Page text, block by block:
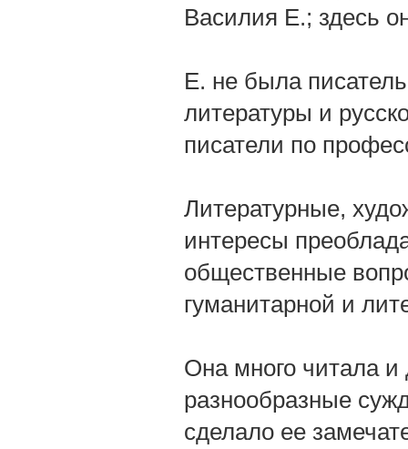
Василия Е.; здесь
Е. не была
литературы и
писатели по
Литературные,
интересы
общественные
гуманитарной и
Она много читала
разнообразные
сделало ее